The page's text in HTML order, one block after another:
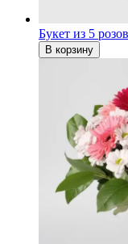
Букет из 5
В корзину